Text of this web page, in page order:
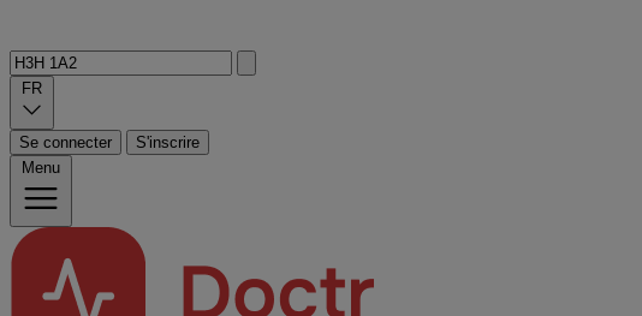
FR
Se connecter
S'inscrire
Menu